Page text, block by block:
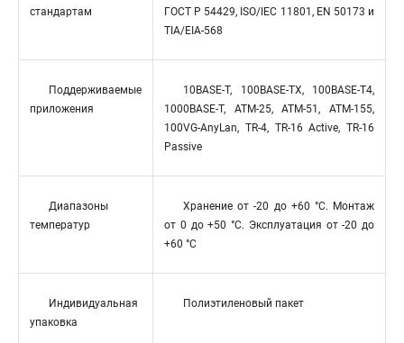
стандартам
ГОСТ Р 54429, ISO/IEC 11801, EN 50173 и
TIA/EIA-568
Поддерживаемые
приложения
10BASE-T, 100BASE-TX, 100BASE-T4,
1000BASE-T, ATM-25, ATM-51, ATM-155,
100VG-AnyLan, TR-4, TR-16 Active, TR-16
Passive
Диапазоны
температур
Хранение от -20 до +60 °C. Монтаж
от 0 до +50 °C. Эксплуатация от -20 до
+60 °C
Индивидуальная
упаковка
Полиэтиленовый пакет